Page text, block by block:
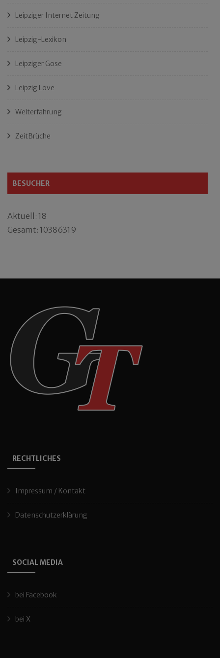
Leipziger Internet Zeitung
Leipzig-Lexikon
Leipziger Gose
Leipzig Love
Welterfahrung
ZeitBrüche
BESUCHER
Aktuell: 18
Gesamt: 10386319
RECHTLICHES
Impressum / Kontakt
Datenschutzerklärung
SOCIAL MEDIA
bei Facebook
bei X